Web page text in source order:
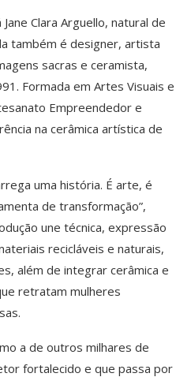
Clara Arguello, natural de
também é designer, artista
sacras e ceramista,
Formada em Artes Visuais e
Empreendedor e
na cerâmica artística de
uma história. É arte, é
de transformação”,
une técnica, expressão
recicláveis e naturais,
além de integrar cerâmica e
retratam mulheres
a de outros milhares de
fortalecido e que passa por